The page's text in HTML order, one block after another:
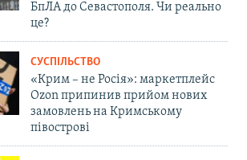
БпЛА до Севастополя. Чи реально
це?
СУСПІЛЬСТВО
«Крим – не Росія»: маркетплейс
Ozon припинив прийом нових
замовлень на Кримському
півострові